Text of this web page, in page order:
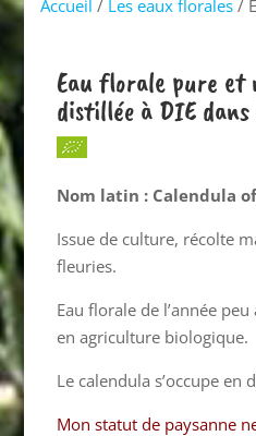
Accueil / Les eaux florales /
Eau florale pure et
distillée à DIE dans
Nom latin : Calendula
Issue de culture, récolte
fleuries.
Eau florale de l’année
en agriculture biologique.
Le calendula s’occupe en
Mon statut de paysanne